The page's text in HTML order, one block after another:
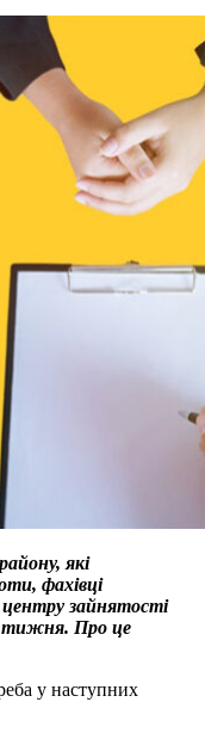
які
фахівці
центру зайнятості
тижня. Про це
у наступних